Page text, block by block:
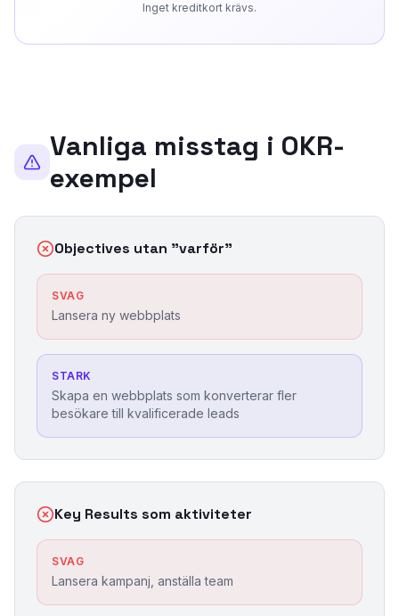
Inget kreditkort krävs.
Vanliga misstag i OKR-
exempel
Objectives utan "varför"
SVAG
Lansera ny webbplats
STARK
Skapa en webbplats som konverterar fler
besökare till kvalificerade leads
Key Results som aktiviteter
SVAG
Lansera kampanj, anställa team